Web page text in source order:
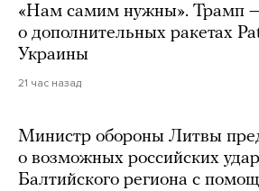
«Нам самим нужны». Трамп
о дополнительных ракетах
Украины
21 час назад
Министр обороны Литвы
о возможных российских
Балтийского региона с